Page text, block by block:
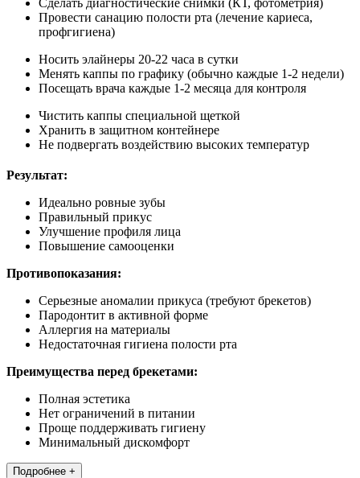
Провести санацию полости рта (лечение кариеса,
профгигиена)
Носить элайнеры 20-22 часа в сутки
Менять каппы по графику (обычно каждые 1-2 недели)
Посещать врача каждые 1-2 месяца для контроля
Чистить каппы специальной щеткой
Хранить в защитном контейнере
Не подвергать воздействию высоких температур
Результат:
Идеально ровные зубы
Правильный прикус
Улучшение профиля лица
Повышение самооценки
Противопоказания:
Серьезные аномалии прикуса (требуют брекетов)
Пародонтит в активной форме
Аллергия на материалы
Недостаточная гигиена полости рта
Преимущества перед брекетами:
Полная эстетика
Нет ограничений в питании
Проще поддерживать гигиену
Минимальный дискомфорт
Подробнее +